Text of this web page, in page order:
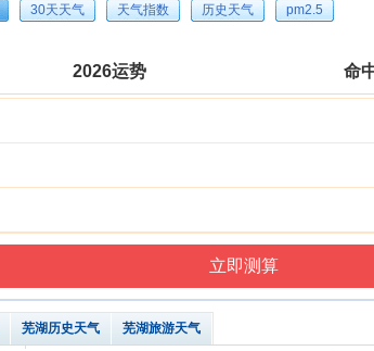
30天天气 天气指数 历史天气 pm2.5
2026运势 命
芜湖历史天气 芜湖旅游天气